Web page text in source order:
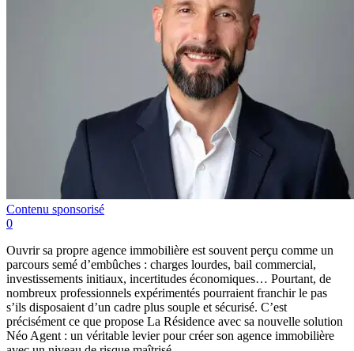
Contenu sponsorisé
0
Ouvrir sa propre agence immobilière est souvent perçu comme un
parcours semé d’embûches : charges lourdes, bail commercial,
investissements initiaux, incertitudes économiques… Pourtant, de
nombreux professionnels expérimentés pourraient franchir le pas
s’ils disposaient d’un cadre plus souple et sécurisé. C’est
précisément ce que propose La Résidence avec sa nouvelle solution
Néo Agent : un véritable levier pour créer son agence immobilière